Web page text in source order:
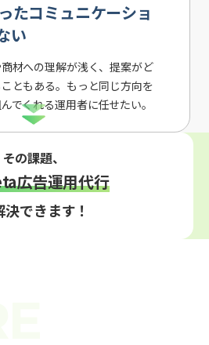
たコミュニケーショ
い
材への理解が浅く、提案がど
ともある。もっと同じ方向を
でくれる運用者に任せたい。
その課題、
広告運用代行
決できます！